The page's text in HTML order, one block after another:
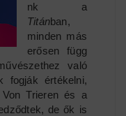
nk a
Titánban,
minden más
erősen függ
való
fogják értékelni,
Trieren és a
de ők is